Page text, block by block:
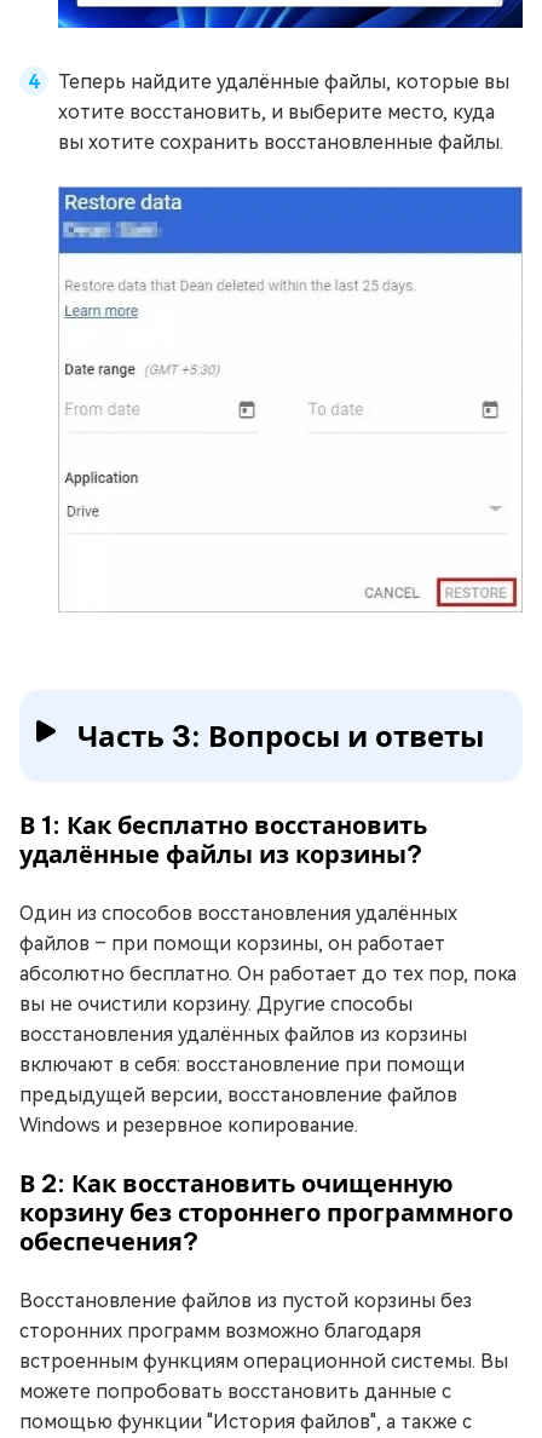
Теперь найдите удалённые файлы, которые вы
хотите восстановить, и выберите место, куда
вы хотите сохранить восстановленные файлы.
Часть 3: Вопросы и ответы
В 1: Как бесплатно восстановить
удалённые файлы из корзины?
Один из способов восстановления удалённых
файлов – при помощи корзины, он работает
абсолютно бесплатно. Он работает до тех пор, пока
вы не очистили корзину. Другие способы
восстановления удалённых файлов из корзины
включают в себя: восстановление при помощи
предыдущей версии, восстановление файлов
Windows и резервное копирование.
В 2: Как восстановить очищенную
корзину без стороннего программного
обеспечения?
Восстановление файлов из пустой корзины без
сторонних программ возможно благодаря
встроенным функциям операционной системы. Вы
можете попробовать восстановить данные с
помощью функции "История файлов", а также с